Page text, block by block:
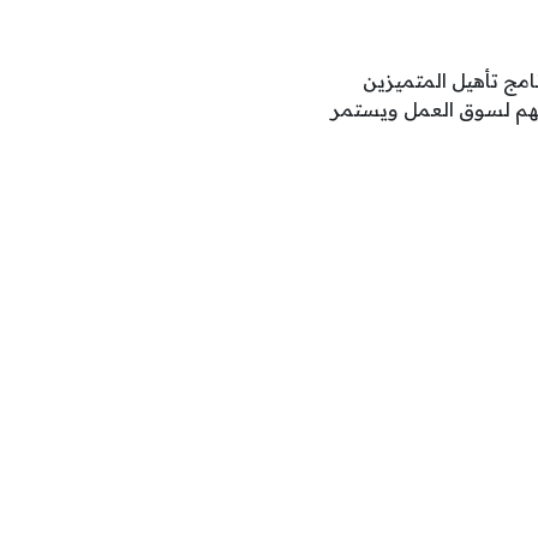
تأهيل المتميزين
لسوق العمل ويستمر